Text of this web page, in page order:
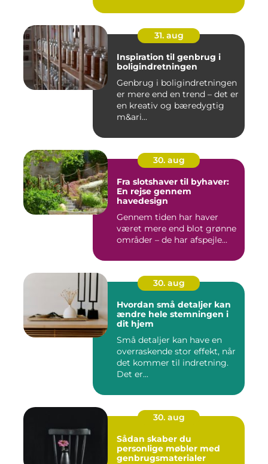
31. aug
Inspiration til genbrug i
boligindretningen
Genbrug i boligindretningen
er mere end en trend – det er
en kreativ og bæredygtig
m&ari...
30. aug
Fra slotshaver til byhaver:
En rejse gennem
havedesign
Gennem tiden har haver
været mere end blot grønne
områder – de har afspejle...
30. aug
Hvordan små detaljer kan
ændre hele stemningen i
dit hjem
Små detaljer kan have en
overraskende stor effekt, når
det kommer til indretning.
Det er...
30. aug
Sådan skaber du
personlige møbler med
genbrugsmaterialer